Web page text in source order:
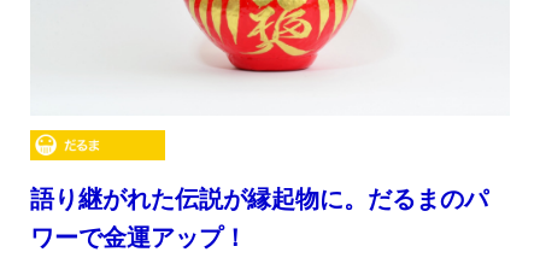
語り継がれた伝説が縁起物に。だるまのパ
ワーで金運アップ！